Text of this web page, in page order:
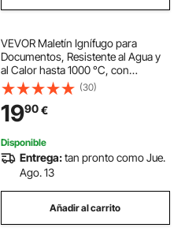
VEVOR Maletín Ignífugo para
Documentos, Resistente al Agua y
al Calor hasta 1000 °C, con
Cerradura de Combinación,
Portátil, para Dinero, Pasaportes y
Archivos, Color Negro, 245 x 360 x
16 mm
(30)
1990€
Disponible
Entrega:tan pronto como Jue.
Ago. 13
Añadir al carrito